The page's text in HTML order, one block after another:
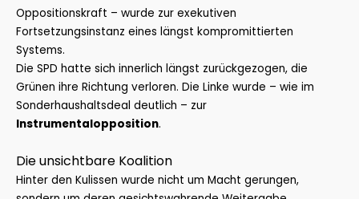
Oppositionskraft – wurde zur exekutiven
Fortsetzungsinstanz eines längst kompromittierten
Systems.
Die SPD hatte sich innerlich längst zurückgezogen, die
Grünen ihre Richtung verloren. Die Linke wurde – wie im
Sonderhaushaltsdeal deutlich – zur
Instrumentalopposition.
Die unsichtbare Koalition
Hinter den Kulissen wurde nicht um Macht gerungen,